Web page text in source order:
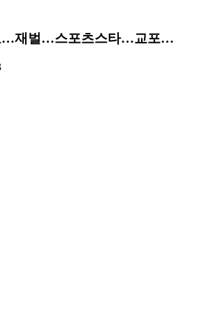
…재벌…스포츠스타…교포…